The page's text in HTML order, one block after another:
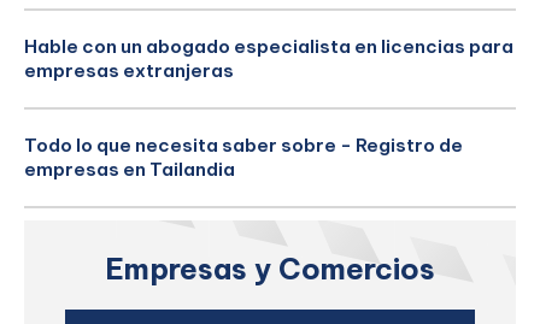
Hable con un abogado especialista en licencias para
empresas extranjeras
Todo lo que necesita saber sobre - Registro de
empresas en Tailandia
Empresas y Comercios